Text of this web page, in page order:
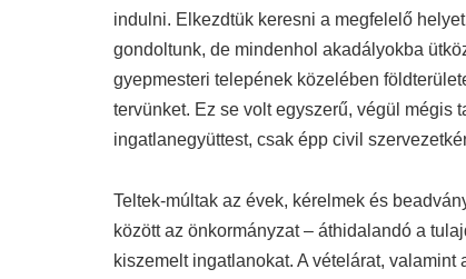
indulni. Elkezdtük keresni a megfelelő
gondoltunk, de mindenhol akadályokba
gyepmesteri telepének közelében
tervünket. Ez se volt egyszerű, végül mégis
ingatlanegyüttest, csak épp civil
Teltek-múltak az évek, kérelmek és
között az önkormányzat – áthidalandó a
kiszemelt ingatlanokat. A vételárat,